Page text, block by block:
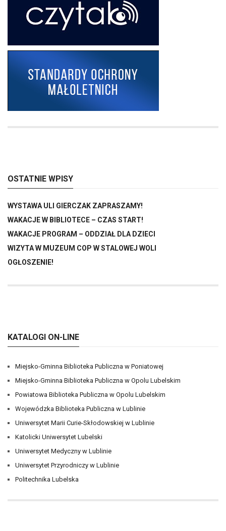
OSTATNIE WPISY
WYSTAWA ULI GIERCZAK ZAPRASZAMY!
WAKACJE W BIBLIOTECE – CZAS START!
WAKACJE PROGRAM – ODDZIAŁ DLA DZIECI
WIZYTA W MUZEUM COP W STALOWEJ WOLI
OGŁOSZENIE!
KATALOGI ON-LINE
Miejsko-Gminna Biblioteka Publiczna w Poniatowej
Miejsko-Gminna Biblioteka Publiczna w Opolu Lubelskim
Powiatowa Biblioteka Publiczna w Opolu Lubelskim
Wojewódzka Biblioteka Publiczna w Lublinie
Uniwersytet Marii Curie-Skłodowskiej w Lublinie
Katolicki Uniwersytet Lubelski
Uniwersytet Medyczny w Lublinie
Uniwersytet Przyrodniczy w Lublinie
Politechnika Lubelska